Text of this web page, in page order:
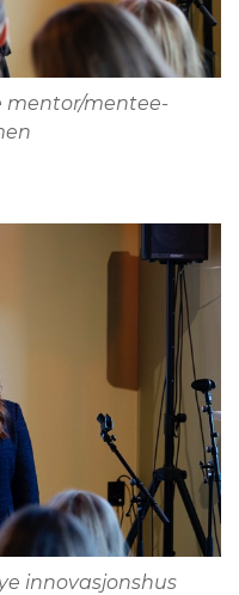
mentor/mentee-
innovasjonshus